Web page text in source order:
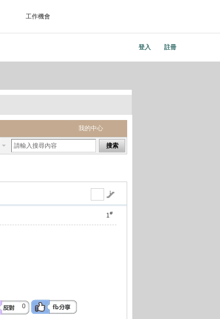
工作機會
登入 註冊
我的中心
搜索
1#
0